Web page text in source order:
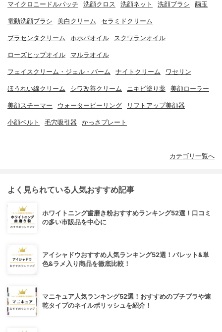
マイクロニードルパッチ 洗顔クロス 洗顔ネット 洗顔ブラシ 繭玉
電動洗顔ブラシ 美白クリーム セラミドクリーム
プラセンタクリーム ホホバオイル スクワランオイル
ローズヒップオイル マルラオイル
フェイスクリーム・ジェル・バーム ナイトクリーム ワセリン
ほうれい線クリーム シワ改善クリーム ニキビ塗り薬 美顔ローラー
美顔スチーマー ウォーターピーリング リフトアップ美顔器
小顔ベルト 毛穴吸引器 かっさプレート
カテゴリ一覧へ
よく見られている人気おすすめ記事
ホワイトニング歯磨き粉おすすめランキング52選！口コミ
の多い市販品を中心に
アイシャドウおすすめ人気ランキング52選！パレット&単
色&ラメ入り商品を徹底比較！
マニキュア人気ランキング52選！おすすめのプチプラや速
乾タイプのネイルポリッシュを紹介！